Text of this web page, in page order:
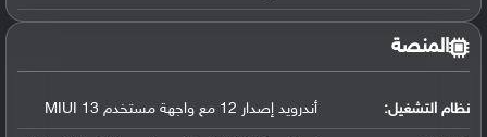
المنصة
نظام التشغيل: أندرويد إصدار 12 مع واجهة مستخدم MIUI 13